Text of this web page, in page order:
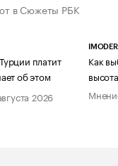
в Сюжеты РБК
платит
об этом
2026
Как